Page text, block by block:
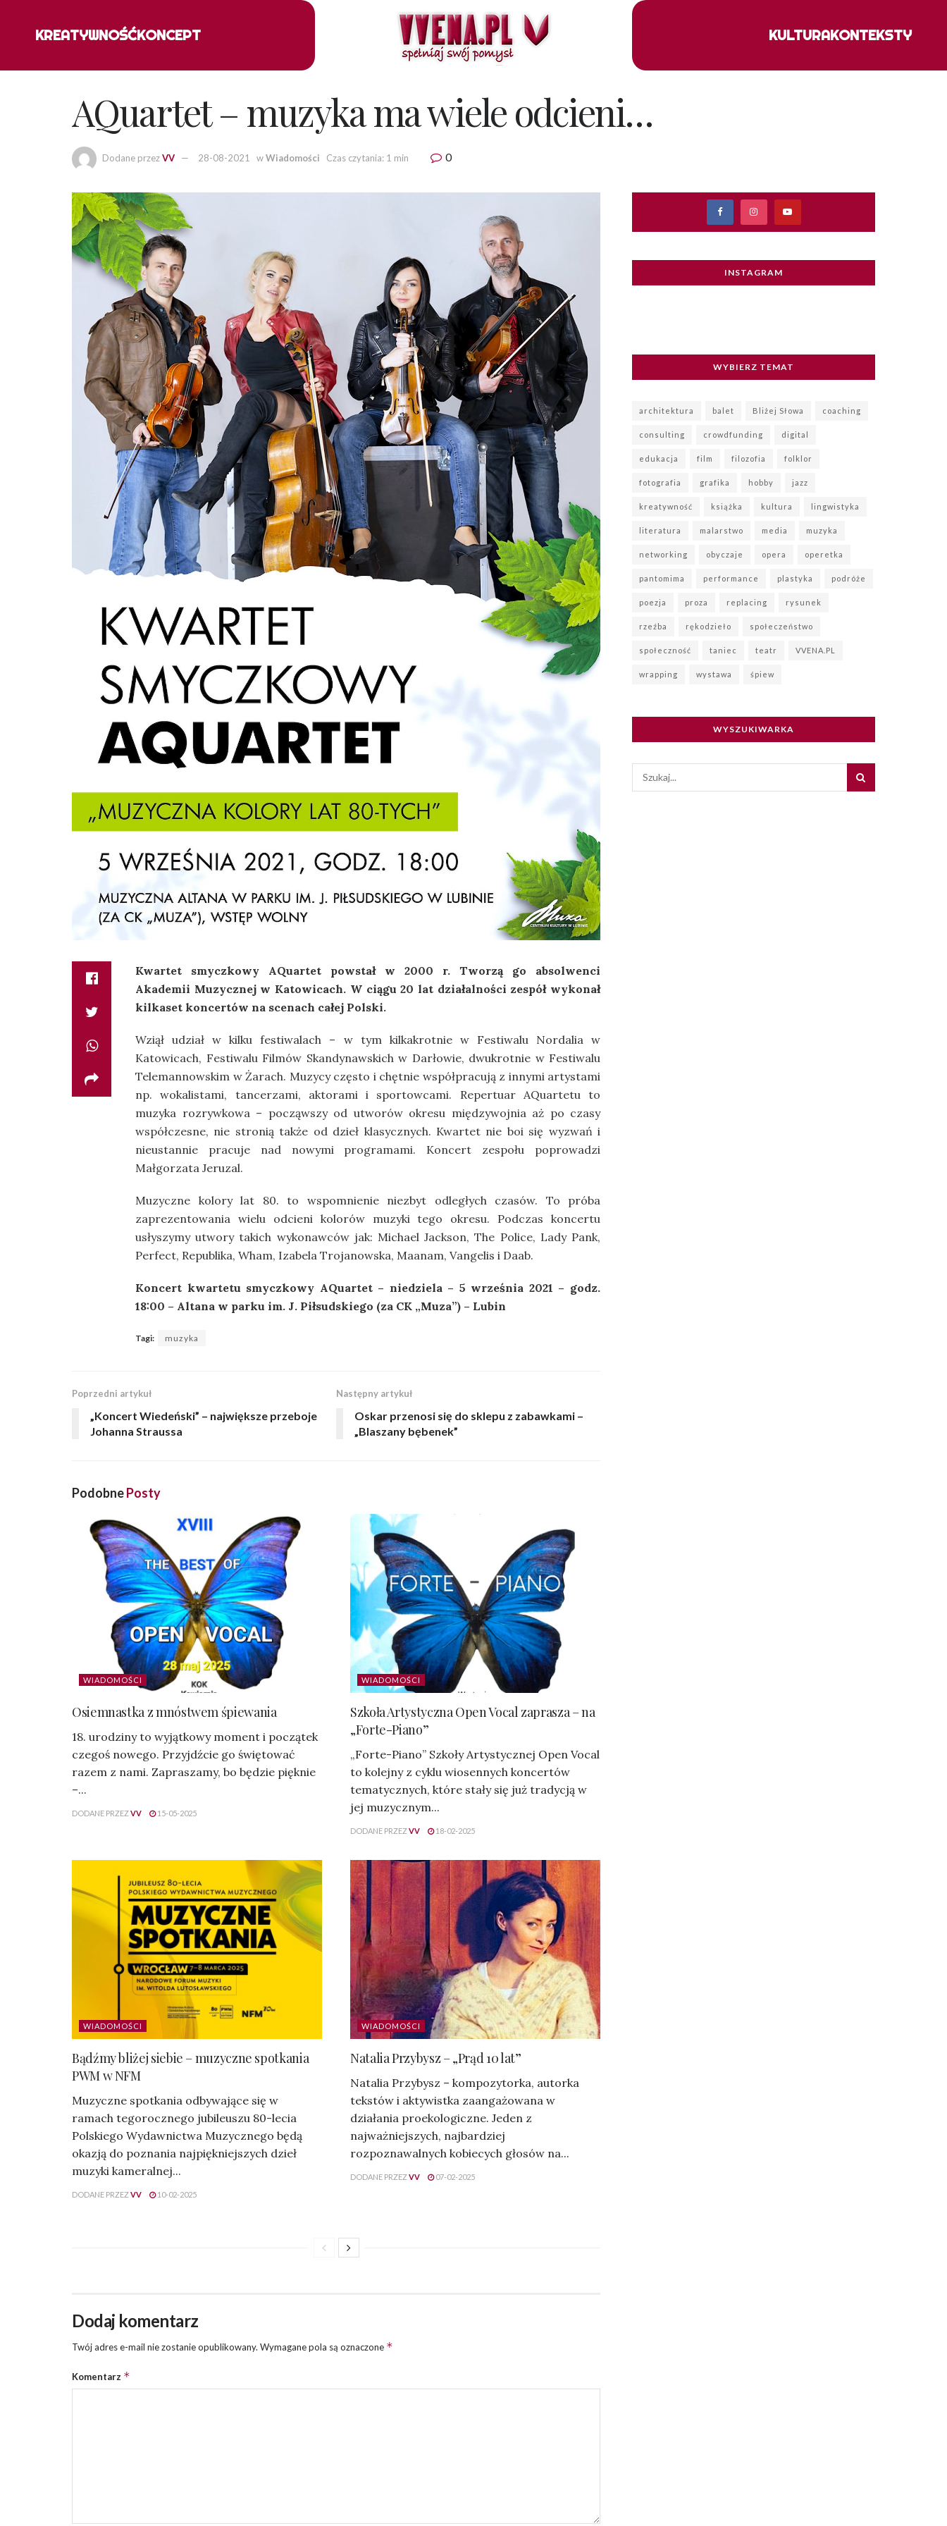
KREATYWNOŚĆKONCEPT KULTURAKONTEKSTY
AQuartet – muzyka ma wiele odcieni…
Dodane przezVV 28-08-2021 wWiadomości Czas czytania: 1 min 0
Kwartet smyczkowy AQuartet powstał w 2000 r. Tworzą go absolwenci
Akademii Muzycznej w Katowicach. W ciągu 20 lat działalności zespół wykonał
kilkaset koncertów na scenach całej Polski.
Wziął udział w kilku festiwalach – w tym kilkakrotnie w Festiwalu Nordalia w
Katowicach, Festiwalu Filmów Skandynawskich w Darłowie, dwukrotnie w Festiwalu
Telemannowskim w Żarach. Muzycy często i chętnie współpracują z innymi artystami
np. wokalistami, tancerzami, aktorami i sportowcami. Repertuar AQuartetu to
muzyka rozrywkowa – począwszy od utworów okresu międzywojnia aż po czasy
współczesne, nie stronią także od dzieł klasycznych. Kwartet nie boi się wyzwań i
nieustannie pracuje nad nowymi programami. Koncert zespołu poprowadzi
Małgorzata Jeruzal.
Muzyczne kolory lat 80. to wspomnienie niezbyt odległych czasów. To próba
zaprezentowania wielu odcieni kolorów muzyki tego okresu. Podczas koncertu
usłyszymy utwory takich wykonawców jak: Michael Jackson, The Police, Lady Pank,
Perfect, Republika, Wham, Izabela Trojanowska, Maanam, Vangelis i Daab.
Koncert kwartetu smyczkowy AQuartet – niedziela – 5 września 2021 – godz.
18:00 – Altana w parku im. J. Piłsudskiego (za CK „Muza”) – Lubin
Tagi: muzyka
Poprzedni artykuł
„Koncert Wiedeński” – największe przeboje
Johanna Straussa
Następny artykuł
Oskar przenosi się do sklepu z zabawkami –
„Blaszany bębenek”
PodobnePosty
WIADOMOŚCI
Osiemnastka z mnóstwem śpiewania
18. urodziny to wyjątkowy moment i początek
czegoś nowego. Przyjdźcie go świętować
razem z nami. Zapraszamy, bo będzie pięknie
–...
DODANE PRZEZVV 15-05-2025
WIADOMOŚCI
Szkoła Artystyczna Open Vocal zaprasza – na
„Forte-Piano”
„Forte-Piano” Szkoły Artystycznej Open Vocal
to kolejny z cyklu wiosennych koncertów
tematycznych, które stały się już tradycją w
jej muzycznym...
DODANE PRZEZVV 18-02-2025
WIADOMOŚCI
Bądźmy bliżej siebie – muzyczne spotkania
PWM w NFM
Muzyczne spotkania odbywające się w
ramach tegorocznego jubileuszu 80-lecia
Polskiego Wydawnictwa Muzycznego będą
okazją do poznania najpiękniejszych dzieł
muzyki kameralnej...
DODANE PRZEZVV 10-02-2025
WIADOMOŚCI
Natalia Przybysz – „Prąd 10 lat”
Natalia Przybysz – kompozytorka, autorka
tekstów i aktywistka zaangażowana w
działania proekologiczne. Jeden z
najważniejszych, najbardziej
rozpoznawalnych kobiecych głosów na...
DODANE PRZEZVV 07-02-2025
Dodaj komentarz
Twój adres e-mail nie zostanie opublikowany. Wymagane pola są oznaczone *
Komentarz *
INSTAGRAM
WYBIERZ TEMAT
architektura balet Bliżej Słowa coaching
consulting crowdfunding digital
edukacja film filozofia folklor
fotografia grafika hobby jazz
kreatywność książka kultura lingwistyka
literatura malarstwo media muzyka
networking obyczaje opera operetka
pantomima performance plastyka podróże
poezja proza replacing rysunek
rzeźba rękodzieło społeczeństwo
społeczność taniec teatr VVENA.PL
wrapping wystawa śpiew
WYSZUKIWARKA